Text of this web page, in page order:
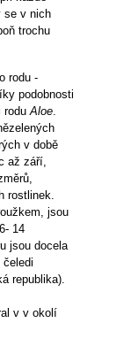
se v nich
trochu
rodu -
podobnosti
roduAloe.
v době
až září,
rostlinek.
jsou
14
jsou docela
republika).
v v okolí